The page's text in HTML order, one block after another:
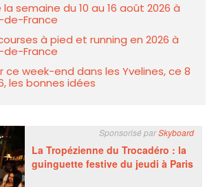
semaine du 10 au 16 août 2026 à
de-France
à pied et running en 2026 à
de-France
ce week-end dans les Yvelines, ce 8
les bonnes idées